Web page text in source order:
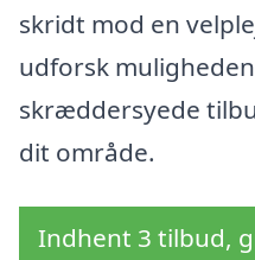
skridt mod en
udforsk
skræddersyede
dit område.
Indhent 3 tilbud,